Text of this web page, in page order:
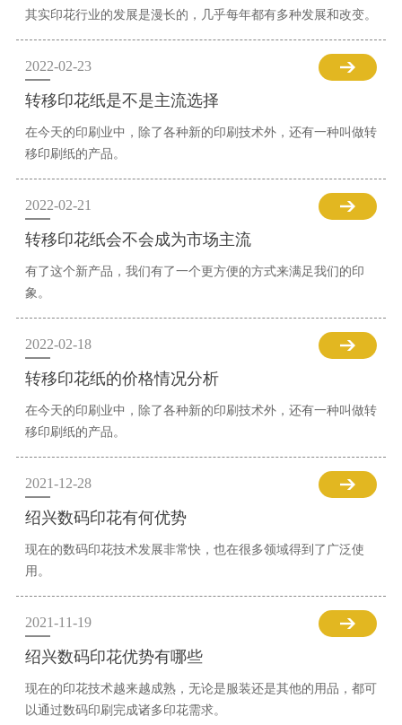
其实印花行业的发展是漫长的，几乎每年都有多种发展和改变。
2022-02-23
转移印花纸是不是主流选择
在今天的印刷业中，除了各种新的印刷技术外，还有一种叫做转
移印刷纸的产品。
2022-02-21
转移印花纸会不会成为市场主流
有了这个新产品，我们有了一个更方便的方式来满足我们的印
象。
2022-02-18
转移印花纸的价格情况分析
在今天的印刷业中，除了各种新的印刷技术外，还有一种叫做转
移印刷纸的产品。
2021-12-28
绍兴数码印花有何优势
现在的数码印花技术发展非常快，也在很多领域得到了广泛使
用。
2021-11-19
绍兴数码印花优势有哪些
现在的印花技术越来越成熟，无论是服装还是其他的用品，都可
以通过数码印刷完成诸多印花需求。